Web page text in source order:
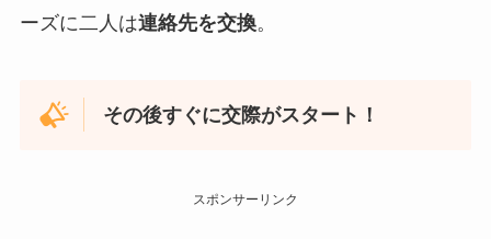
ーズに二人は連絡先を交換。
その後すぐに交際がスタート！
スポンサーリンク